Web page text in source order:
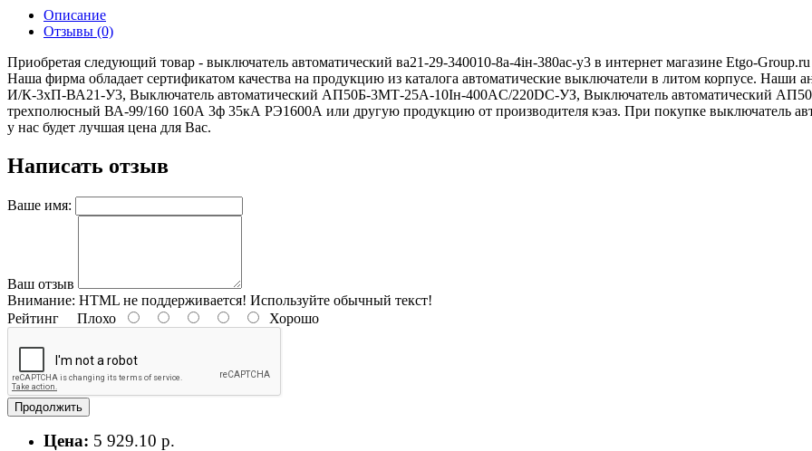
Описание
Отзывы (0)
Приобретая следующий товар - выключатель автоматический ва21-29-340010-8а-4iн-380ac-у3 в интернет магазине Etgo-
Наша фирма обладает сертификатом качества на продукцию из каталога автоматические выключатели в литом корпусе.
И/К-3хП-ВА21-У3, Выключатель автоматический АП50Б-3МТ-25А-10Iн-400AС/220DC-УЗ, Выключатель автоматический
трехполюсный ВА-99/160 160А 3ф 35кА РЭ1600А или другую продукцию от производителя кэаз. При покупке выключатель
у нас будет лучшая цена для Вас.
Написать отзыв
Ваше имя:
Ваш отзыв
Внимание: HTML не поддерживается! Используйте обычный текст!
Рейтинг Плохо Хорошо
Продолжить
Цена: 5 929.10 р.